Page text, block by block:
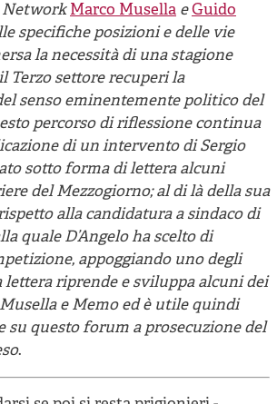
NetworkMarco Musella eGuido
specifiche posizioni e delle vie
la necessità di una stagione
Terzo settore recuperi la
senso eminentemente politico del
percorso di riflessione continua
di un intervento di Sergio
sotto forma di lettera alcuni
del Mezzogiorno; al di là della sua
alla candidatura a sindaco di
quale D’Angelo ha scelto di
appoggiando uno degli
lettera riprende e sviluppa alcuni dei
e Memo ed è utile quindi
su questo forum a prosecuzione del
.